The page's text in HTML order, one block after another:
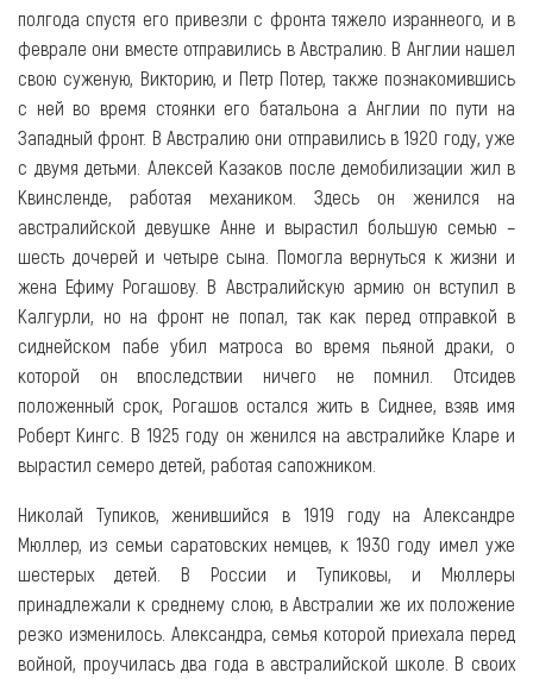
полгода спустя его привезли с фронта тяжело израннеого, и в
феврале они вместе отправились в Австралию. В Англии нашел
свою суженую, Викторию, и Петр Потер, также познакомившись
с ней во время стоянки его батальона а Англии по пути на
Западный фронт. В Австралию они отправились в 1920 году, уже
с двумя детьми. Алексей Казаков после демобилизации жил в
Квинсленде, работая механиком. Здесь он женился на
австралийской девушке Анне и вырастил большую семью –
шесть дочерей и четыре сына. Помогла вернуться к жизни и
жена Ефиму Рогашову. В Австралийскую армию он вступил в
Калгурли, но на фронт не попал, так как перед отправкой в
сиднейском пабе убил матроса во время пьяной драки, о
которой он впоследствии ничего не помнил. Отсидев
положенный срок, Рогашов остался жить в Сиднее, взяв имя
Роберт Кингс. В 1925 году он женился на австралийке Кларе и
вырастил семеро детей, работая сапожником.
Николай Тупиков, женившийся в 1919 году на Александре
Мюллер, из семьи саратовских немцев, к 1930 году имел уже
шестерых детей. В России и Тупиковы, и Мюллеры
принадлежали к среднему слою, в Австралии же их положение
резко изменилось. Александра, семья которой приехала перед
войной, проучилась два года в австралийской школе. В своих